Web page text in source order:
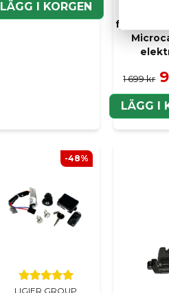
LÄGG I KORGEN
1 699 kr
LÄGG I
LIGIER GROUP
-48%